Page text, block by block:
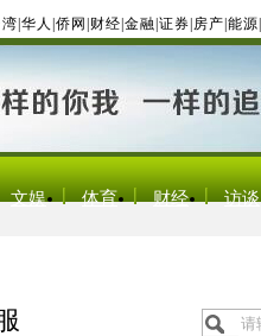
华人 侨网 财经 金融 证券 房产 能源
文娱 体育 财经 访谈